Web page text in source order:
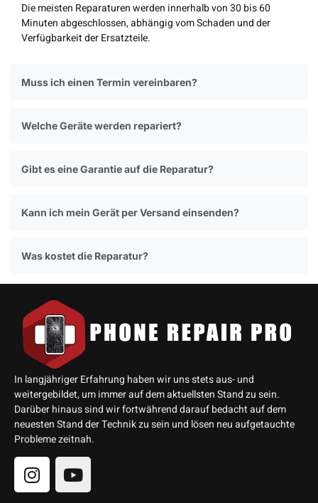
Die meisten Reparaturen werden innerhalb von 30 bis 60
Minuten abgeschlossen, abhängig vom Schaden und der
Verfügbarkeit der Ersatzteile.
Muss ich einen Termin vereinbaren?
Welche Geräte werden repariert?
Gibt es eine Garantie auf die Reparatur?
Kann ich mein Gerät per Versand einsenden?
Was kostet die Reparatur?
In langjähriger Erfahrung haben wir uns stets aus- und
weitergebildet, um immer auf dem aktuellsten Stand zu sein.
Darüber hinaus sind wir fortwährend darauf bedacht auf dem
neuesten Stand der Technik zu sein und lösen neu aufgetauchte
Probleme zeitnah.